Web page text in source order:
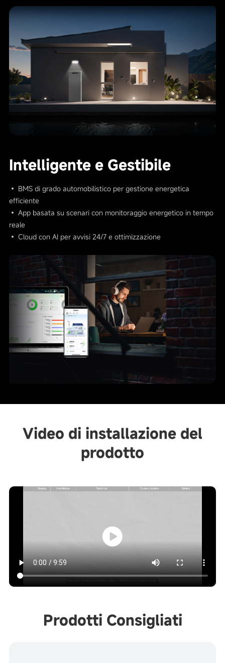
Intelligente e Gestibile
• BMS di grado automobilistico per gestione energetica
efficiente
• App basata su scenari con monitoraggio energetico in tempo
reale
• Cloud con AI per avvisi 24/7 e ottimizzazione
Video di installazione del
prodotto
Prodotti Consigliati